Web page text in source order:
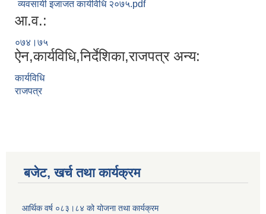
व्यवसायी इजाजत कार्यविधि २०७५.pdf
आ.व.:
०७४।७५
ऐन,कार्यविधि,निर्देशिका,राजपत्र अन्य:
कार्यविधि
राजपत्र
बजेट, खर्च तथा कार्यक्रम
आर्थिक वर्ष ०८३।८४ को योजना तथा कार्यक्रम